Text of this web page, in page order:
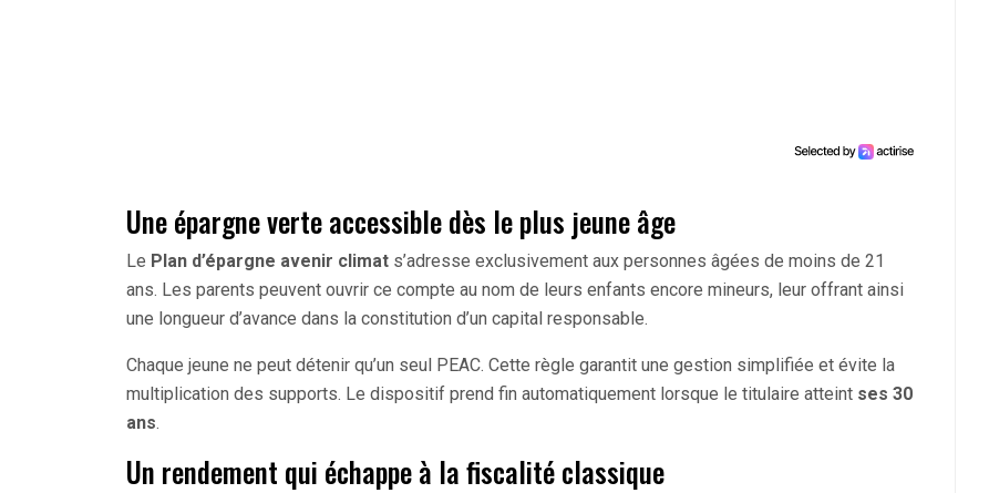
Une épargne verte accessible dès le plus jeune âge
Le Plan d’épargne avenir climat s’adresse exclusivement aux personnes âgées de moins de 21
ans. Les parents peuvent ouvrir ce compte au nom de leurs enfants encore mineurs, leur offrant ainsi
une longueur d’avance dans la constitution d’un capital responsable.
Chaque jeune ne peut détenir qu’un seul PEAC. Cette règle garantit une gestion simplifiée et évite la
multiplication des supports. Le dispositif prend fin automatiquement lorsque le titulaire atteint ses 30
ans.
Un rendement qui échappe à la fiscalité classique